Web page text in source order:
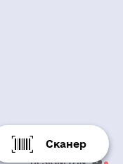
Сканер